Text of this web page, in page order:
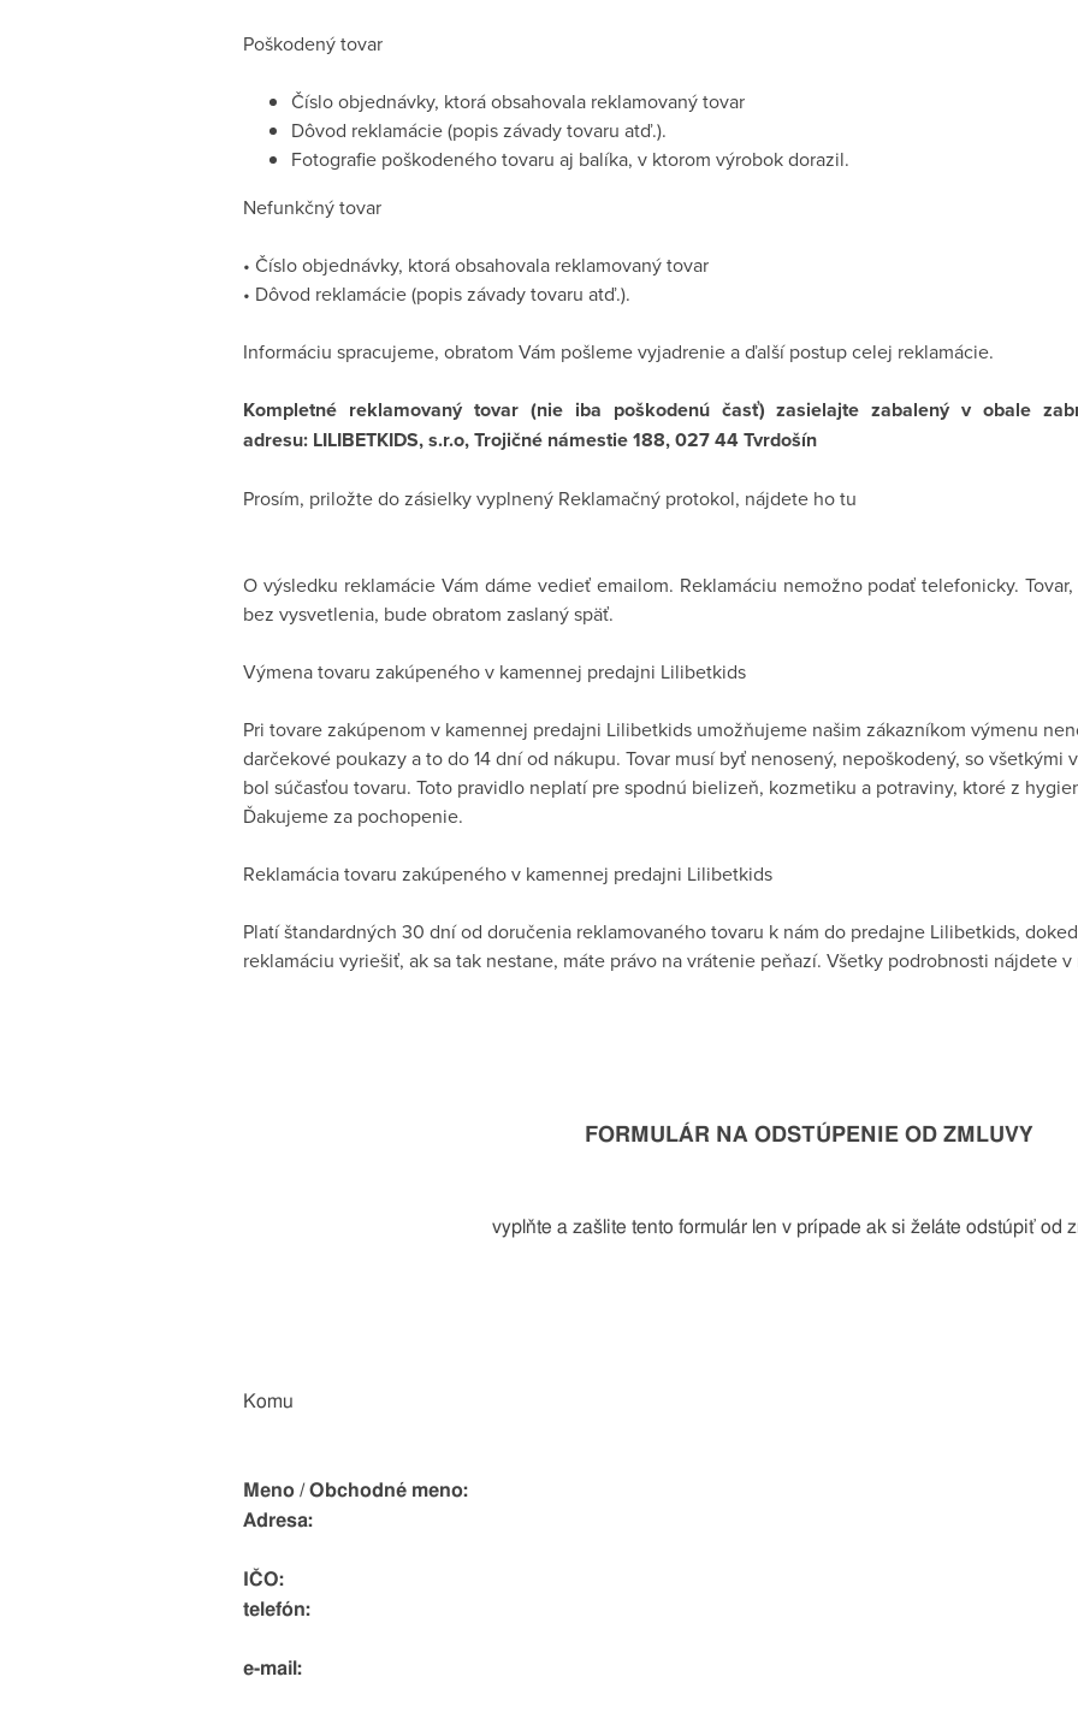
Poškodený tovar
Číslo objednávky, ktorá obsahovala reklamovaný tovar
Dôvod reklamácie (popis závady tovaru atď.).
Fotografie poškodeného tovaru aj balíka, v ktorom výrobok dorazil.
Nefunkčný tovar
• Číslo objednávky, ktorá obsahovala reklamovaný tovar
• Dôvod reklamácie (popis závady tovaru atď.).
Informáciu spracujeme, obratom Vám pošleme vyjadrenie a ďalší postup celej reklamácie.
Kompletné reklamovaný tovar (nie iba poškodenú časť) zasielajte zabalený v obale
adresu: LILIBETKIDS, s.r.o, Trojičné námestie 188, 027 44 Tvrdošín
Prosím, priložte do zásielky vyplnený Reklamačný protokol, nájdete ho tu
O výsledku reklamácie Vám dáme vedieť emailom. Reklamáciu nemožno podať telefonicky.
bez vysvetlenia, bude obratom zaslaný späť.
Výmena tovaru zakúpeného v kamennej predajni Lilibetkids
Pri tovare zakúpenom v kamennej predajni Lilibetkids umožňujeme našim zákazníkom výmenu
darčekové poukazy a to do 14 dní od nákupu. Tovar musí byť nenosený, nepoškodený, so všetkými
bol súčasťou tovaru. Toto pravidlo neplatí pre spodnú bielizeň, kozmetiku a potraviny, ktoré z
Ďakujeme za pochopenie.
Reklamácia tovaru zakúpeného v kamennej predajni Lilibetkids
Platí štandardných 30 dní od doručenia reklamovaného tovaru k nám do predajne Lilibetkids,
reklamáciu vyriešiť, ak sa tak nestane, máte právo na vrátenie peňazí. Všetky podrobnosti nájdete
FORMULÁR NA ODSTÚPENIE OD ZMLUVY
vyplňte a zašlite tento formulár len v prípade ak si želáte odstúpiť od
Komu
Meno / Obchodné meno:
Adresa:
IČO:
telefón:
e-mail: